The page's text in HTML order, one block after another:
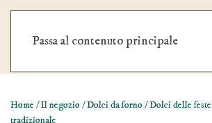
Chiudi
Passa al contenuto principale
Home /Il negozio /Dolci da forno /Dolci delle feste
tradizionale